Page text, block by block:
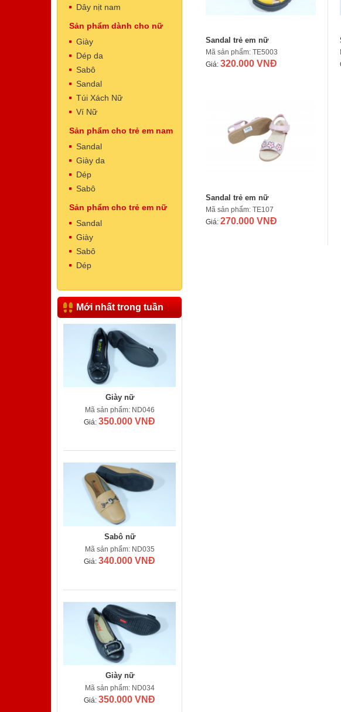
Sandal trẻ em nữ
Mã sản phẩm: TE5003
Giá: 320.000 VNĐ
Sandal trẻ em nữ
Mã sản phẩm: TE107
Giá: 270.000 VNĐ
Dây nịt nam
Sản phẩm dành cho nữ
Giày
Dép da
Sabô
Sandal
Túi Xách Nữ
Ví Nữ
Sản phẩm cho trẻ em nam
Sandal
Giày da
Dép
Sabô
Sản phẩm cho trẻ em nữ
Sandal
Giày
Sabô
Dép
Mới nhất trong tuần
Mã sản phẩm: NT5003
Dép Nam
Mã sản phẩm: NT5002
Giá:
Giá:500.000 VNĐ
Giày nữ
Mã sản phẩm: ND046
Giá: 350.000 VNĐ
Sabô nữ
Mã sản phẩm: ND035
Giá: 340.000 VNĐ
Giày nữ
Mã sản phẩm: ND034
Giá: 350.000 VNĐ